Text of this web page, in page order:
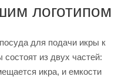
логотипом
для подачи икры к
из двух частей:
икра, и емкости